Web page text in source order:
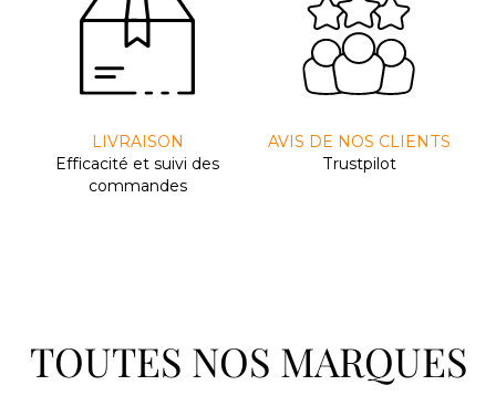
LIVRAISON
Efﬁcacité et suivi des
commandes
AVIS DE NOS CLIENTS
Trustpilot
TOUTES NOS MARQUES